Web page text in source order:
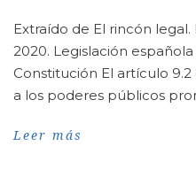
Extraído de El rincón
2020. Legislación
Constitución El artículo
a los poderes públicos
Leer más